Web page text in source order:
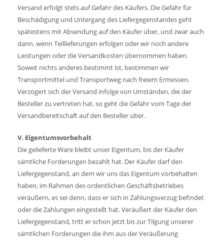
Versand erfolgt stets auf Gefahr des Käufers. Die Gefahr für
Beschädigung und Untergang des Liefergegenstandes geht
spätestens mit Absendung auf den Käufer über, und zwar auch
dann, wenn Teillieferungen erfolgen oder wir noch andere
Leistungen oder die Versandkosten übernommen haben.
Soweit nichts anderes bestimmt ist, bestimmen wir
Transportmittel und Transportweg nach freiem Ermessen.
Verzögert sich der Versand infolge von Umständen, die der
Besteller zu vertreten hat, so geht die Gefahr vom Tage der
Versandbereitschaft auf den Besteller über.
V. Eigentumsvorbehalt
Die gelieferte Ware bleibt unser Eigentum, bis der Käufer
sämtliche Forderungen bezahlt hat. Der Käufer darf den
Liefergegenstand, an dem wir uns das Eigentum vorbehalten
haben, im Rahmen des ordentlichen Geschäftsbetriebes
veräußern, es sei denn, dass er sich in Zahlungsverzug befindet
oder die Zahlungen eingestellt hat. Veräußert der Käufer den
Liefergegenstand, tritt er schon jetzt bis zur Tilgung unserer
sämtlichen Forderungen die ihm aus der Veräußerung